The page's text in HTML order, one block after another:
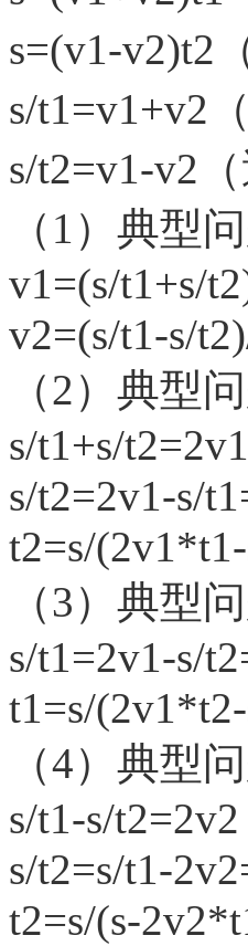
s=(v1-v2)t2
s/t1=v1+v2
s/t2=v1-v2（
（ 1）典型
v1=(s/t1+s/
v2=(s/t1-s/
（2）典型
s/t1+s/t2=2v1
s/t2=2v1-s/
t2=s/
（3）典型
s/t1=2v1-s/
t1=s/
（4）典型
s/t1-s/t2=2v2
s/t2=s/t1-
t2=s/(s-